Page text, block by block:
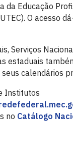
da Educação
O acesso
Serviços
estaduais
calendários
Institutos
no Catálogo